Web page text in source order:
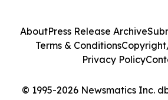
© 1995-2026 Newsmatics Inc.
AboutPress Release Archive
Terms & Conditions
Privacy Policy